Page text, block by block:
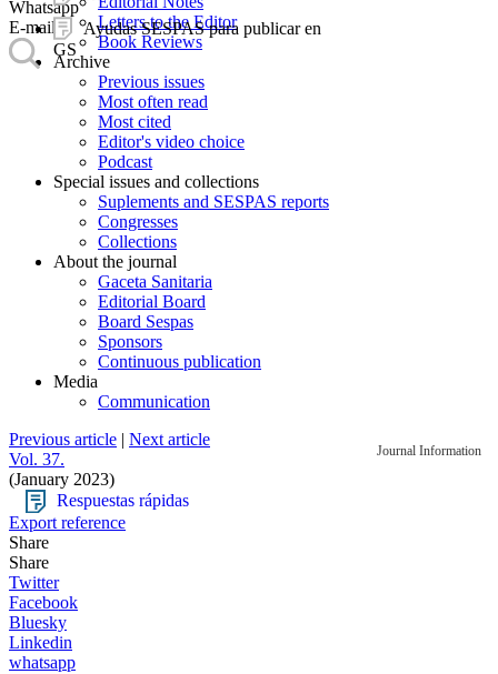
Ayudas SESPAS para publicar en
GS
Whatsapp
E-mail
Letters to the Editor
Book Reviews
Archive
Previous issues
Most often read
Most cited
Editor's video choice
Podcast
Special issues and collections
Suplements and SESPAS reports
Congresses
Collections
About the journal
Gaceta Sanitaria
Editorial Board
Board Sespas
Sponsors
Continuous publication
Media
Communication
Journal Information
Previous article | Next article
Vol. 37.
(January 2023)
Respuestas rápidas
Export reference
Share
Share
Twitter
Facebook
Bluesky
Linkedin
whatsapp